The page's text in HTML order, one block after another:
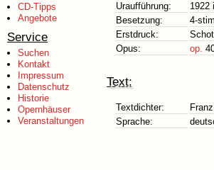
CD-Tipps
Angebote
Service
Suchen
Kontakt
Impressum
Datenschutz
Historie
Opernhäuser
Veranstaltungen
Uraufführung:
1922
Besetzung:
4-
Erstdruck:
Opus:
op.
Text:
Textdichter:
Sprache: